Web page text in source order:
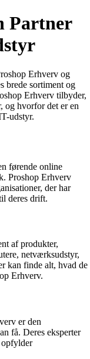
Partner
Erhverv og
brede sortiment og
Erhverv tilbyder,
og hvorfor det er en
udstyr.
førende online
Proshop Erhverv
der har
deres drift.
af produkter,
netværksudstyr,
kan finde alt, hvad de
Erhverv.
er den
få. Deres eksperter
opfylder